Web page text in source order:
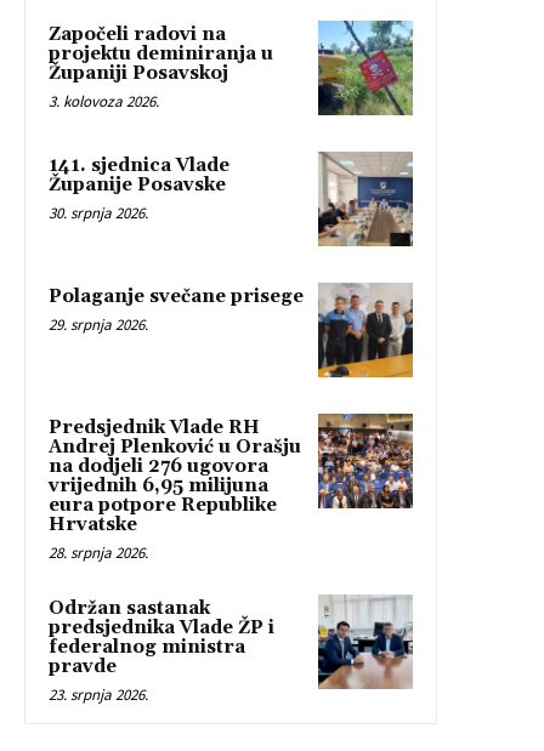
Započeli radovi na
projektu deminiranja u
Županiji Posavskoj
3. kolovoza 2026.
141. sjednica Vlade
Županije Posavske
30. srpnja 2026.
Polaganje svečane prisege
29. srpnja 2026.
Predsjednik Vlade RH
Andrej Plenković u Orašju
na dodjeli 276 ugovora
vrijednih 6,95 milijuna
eura potpore Republike
Hrvatske
28. srpnja 2026.
Održan sastanak
predsjednika Vlade ŽP i
federalnog ministra
pravde
23. srpnja 2026.